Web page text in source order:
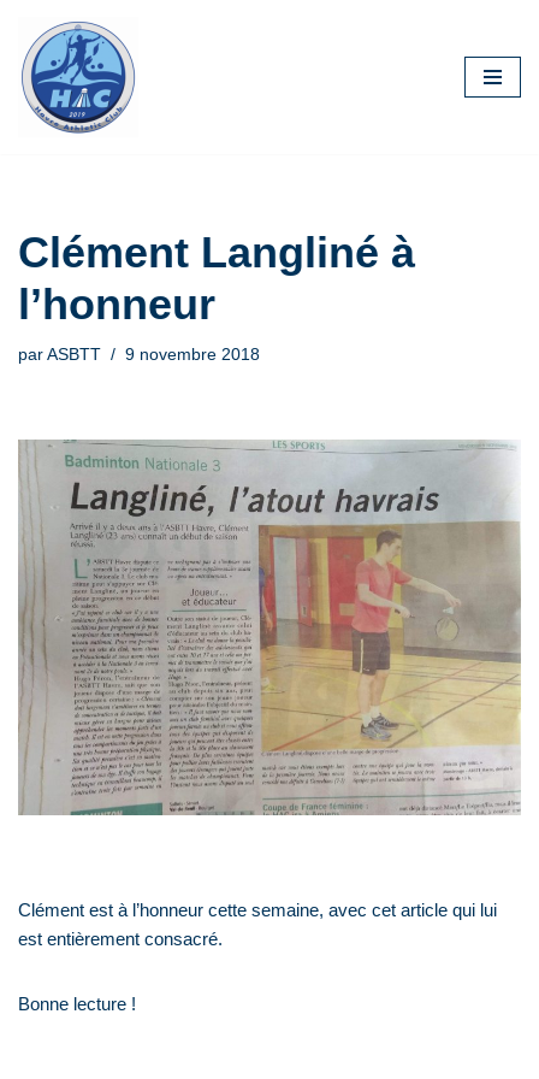
Aller
au
contenu
Clément Langliné à
l’honneur
par ASBTT 9 novembre 2018
Clément est à l’honneur cette semaine, avec cet article qui lui
est entièrement consacré.
Bonne lecture !